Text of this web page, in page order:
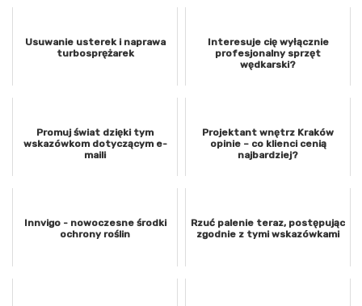
Usuwanie usterek i naprawa
turbosprężarek
Interesuje cię wyłącznie
profesjonalny sprzęt
wędkarski?
Promuj świat dzięki tym
wskazówkom dotyczącym e-
maili
Projektant wnętrz Kraków
opinie – co klienci cenią
najbardziej?
Innvigo - nowoczesne środki
ochrony roślin
Rzuć palenie teraz, postępując
zgodnie z tymi wskazówkami